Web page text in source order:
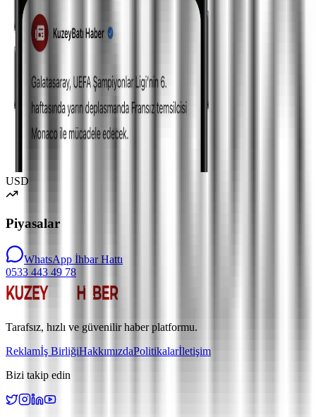
USD
Piyasalar
WhatsApp İhbar Hattı
0533 443 49 78
Tarafsız, hızlı ve güvenilir haber platformu.
Reklamİş BirliğiHakkımızdaPolitikalarİletişim
Bizi takip edin